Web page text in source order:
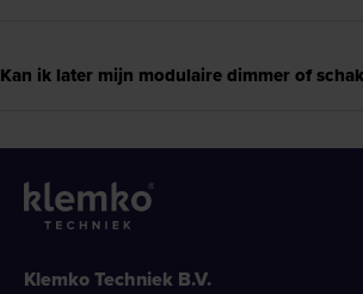
Kan ik later mijn modulaire dimmer of
Klemko Techniek B.V.